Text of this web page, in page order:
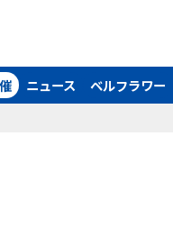
ニュース ベルフラワー